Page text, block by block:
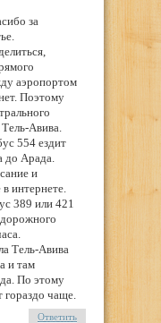
за
аэропортом
Поэтому
Авива.
554 ездит
до Арада.
и
интернете.
389 или 421
Тель-Авива
и там
По этому
чаще.
Ответить